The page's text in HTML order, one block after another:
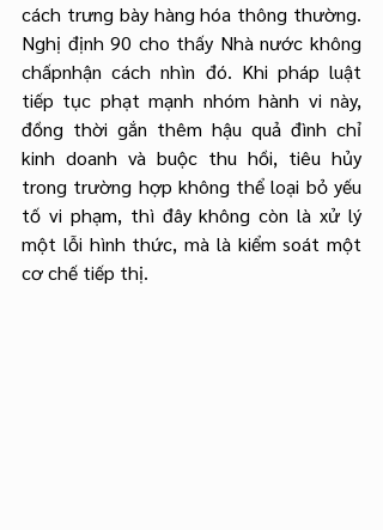
cách trưng bày hàng hóa thông thường.
Nghị định 90 cho thấy Nhà nước không
chấpnhận cách nhìn đó. Khi pháp luật
tiếp tục phạt mạnh nhóm hành vi này,
đồng thời gắn thêm hậu quả đình chỉ
kinh doanh và buộc thu hồi, tiêu hủy
trong trường hợp không thể loại bỏ yếu
tố vi phạm, thì đây không còn là xử lý
một lỗi hình thức, mà là kiểm soát một
cơ chế tiếp thị.